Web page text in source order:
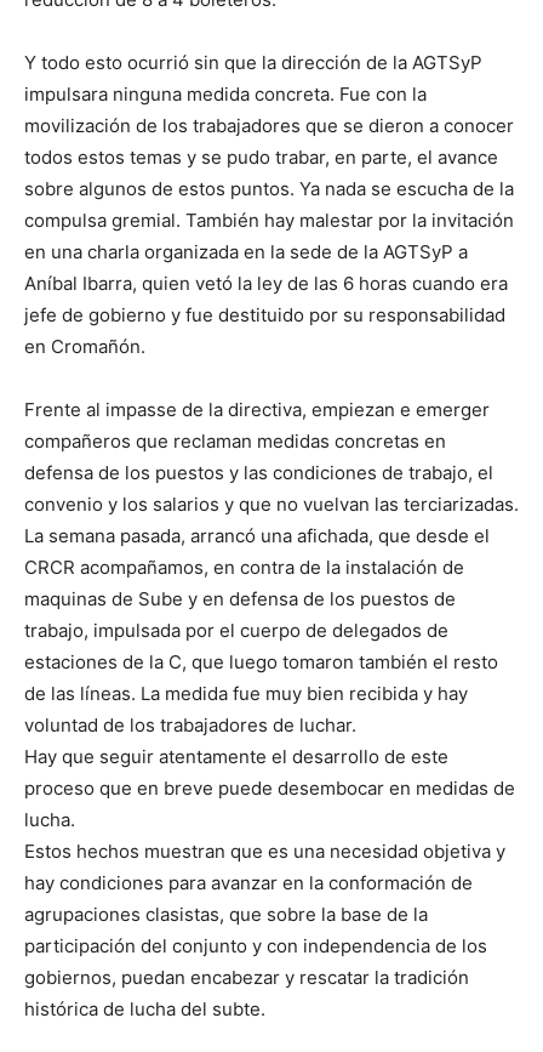
Y todo esto ocurrió sin que la dirección de la AGTSyP
impulsara ninguna medida concreta. Fue con la
movilización de los trabajadores que se dieron a conocer
todos estos temas y se pudo trabar, en parte, el avance
sobre algunos de estos puntos. Ya nada se escucha de la
compulsa gremial. También hay malestar por la invitación
en una charla organizada en la sede de la AGTSyP a
Aníbal Ibarra, quien vetó la ley de las 6 horas cuando era
jefe de gobierno y fue destituido por su responsabilidad
en Cromañón.
Frente al impasse de la directiva, empiezan e emerger
compañeros que reclaman medidas concretas en
defensa de los puestos y las condiciones de trabajo, el
convenio y los salarios y que no vuelvan las terciarizadas.
La semana pasada, arrancó una afichada, que desde el
CRCR acompañamos, en contra de la instalación de
maquinas de Sube y en defensa de los puestos de
trabajo, impulsada por el cuerpo de delegados de
estaciones de la C, que luego tomaron también el resto
de las líneas. La medida fue muy bien recibida y hay
voluntad de los trabajadores de luchar.
Hay que seguir atentamente el desarrollo de este
proceso que en breve puede desembocar en medidas de
lucha.
Estos hechos muestran que es una necesidad objetiva y
hay condiciones para avanzar en la conformación de
agrupaciones clasistas, que sobre la base de la
participación del conjunto y con independencia de los
gobiernos, puedan encabezar y rescatar la tradición
histórica de lucha del subte.